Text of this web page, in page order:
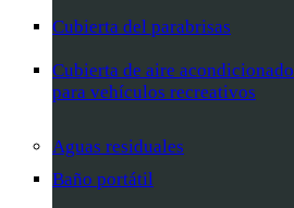
Cubierta del parabrisas
Cubierta de aire acondicionado
para vehículos recreativos
Aguas residuales
Baño portátil